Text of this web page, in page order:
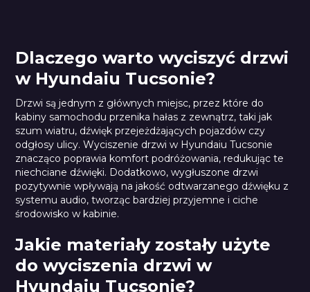
Dlaczego warto wyciszyć drzwi
w Hyundaiu Tucsonie?
Drzwi są jednym z głównych miejsc, przez które do
kabiny samochodu przenika hałas z zewnątrz, taki jak
szum wiatru, dźwięk przejeżdżających pojazdów czy
odgłosy ulicy. Wyciszenie drzwi w Hyundaiu Tucsonie
znacząco poprawia komfort podróżowania, redukując te
niechciane dźwięki. Dodatkowo, wygłuszone drzwi
pozytywnie wpływają na jakość odtwarzanego dźwięku z
systemu audio, tworząc bardziej przyjemne i ciche
środowisko w kabinie.
Jakie materiały zostały użyte
do wyciszenia drzwi w
Hyundaiu Tucsonie?